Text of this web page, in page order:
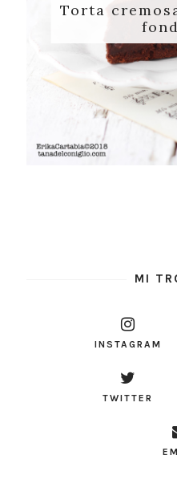
Torta
MI
INSTAGRAM
TWITTER